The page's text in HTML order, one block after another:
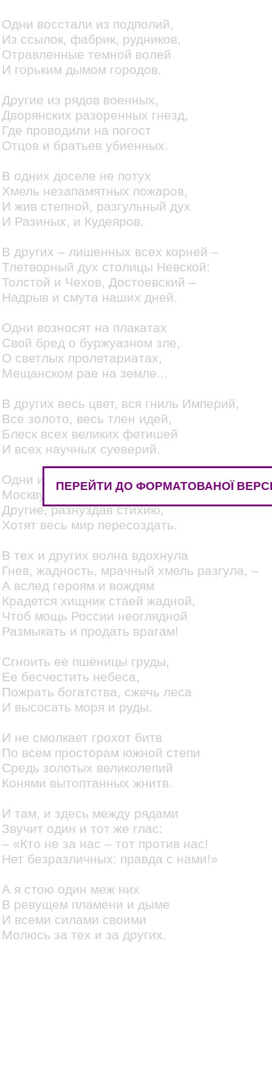
Одни восстали из подполий,
Из ссылок, фабрик, рудников,
Отравленные темной волей
И горьким дымом городов.
Другие из рядов военных,
Дворянских разоренных гнезд,
Где проводили на погост
Отцов и братьев убиенных.
В одних доселе не потух
Хмель незапамятных пожаров,
И жив степной, разгульный дух
И Разиных, и Кудеяров.
В других – лишенных всех корней –
Тлетворный дух столицы Невской:
Толстой и Чехов, Достоевский –
Надрыв и смута наших дней.
Одни возносят на плакатах
Свой бред о буржуазном зле,
О светлых пролетариатах,
Мещанском рае на земле...
В других весь цвет, вся гниль Империй,
Все золото, весь тлен идей,
Блеск всех великих фетишей
И всех научных суеверий.
Одни идут освобождать
Москву и вновь сковать Россию,
Другие, разнуздав стихию,
Хотят весь мир пересоздать.
В тех и других волна вдохнула
Гнев, жадность, мрачный хмель разгула, –
А вслед героям и вождям
Крадется хищник стаей жадной,
Чтоб мощь России неоглядной
Размыкать и продать врагам!
Сгноить ее пшеницы груды,
Ее бесчестить небеса,
Пожрать богатства, сжечь леса
И высосать моря и руды.
И не смолкает грохот битв
По всем просторам южной степи
Средь золотых великолепий
Конями вытоптанных жнитв.
И там, и здесь между рядами
Звучит один и тот же глас:
– «Кто не за нас – тот против нас!
Нет безразличных: правда с нами!»
А я стою один меж них
В ревущем пламени и дыме
И всеми силами своими
Молюсь за тех и за других.
ПЕРЕЙТИ ДО ФОРМАТОВАНОЇ